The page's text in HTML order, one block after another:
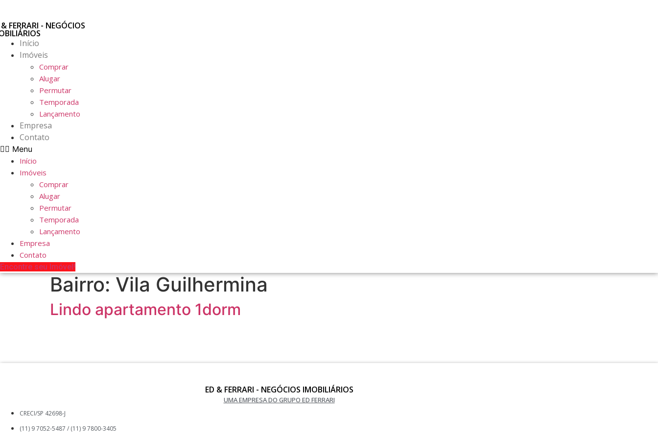
o
conteúdo
FERRARI - NEGÓCIOS
Início
Imóveis
Comprar
Alugar
Permutar
Temporada
Lançamento
Empresa
Contato
Menu
Início
Imóveis
Comprar
Alugar
Permutar
Temporada
Lançamento
Empresa
Contato
Encontre seu Imóvel!
Bairro: Vila Guilhermina
Lindo apartamento 1dorm
ED & FERRARI - NEGÓCIOS IMOBILIÁRIOS
UMA EMPRESA DO GRUPO ED FERRARI
CRECI/SP 42698-J
(11) 9 7052-5487 / (11) 9 7800-3405